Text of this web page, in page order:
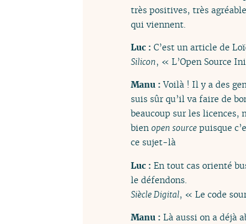
très positives, très
qui viennent.
Luc : C’est un article de
Silicon, « L’Open Source
Manu :Voilà ! Il y a des
suis sûr qu’il va faire de
beaucoup sur les licences,
bien open source puisque
ce sujet-là
Luc : En tout cas orienté
le défendons.
Siècle Digital, « Le code
Manu : Là aussi on a déjà